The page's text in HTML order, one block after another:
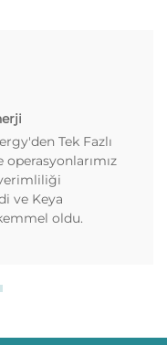
Tek Fazlı
ve Keya
oldu.